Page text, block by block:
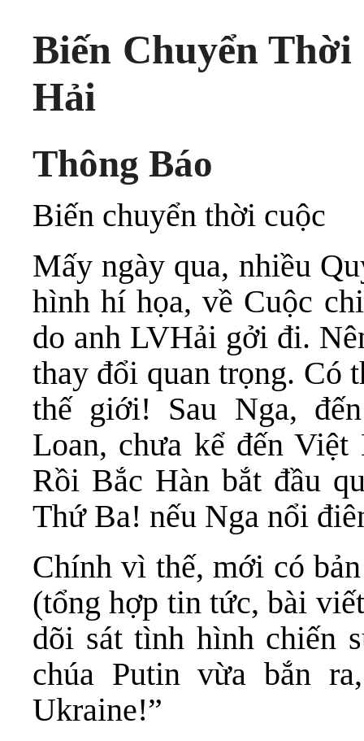
Biến Chuyển
Hải
Thông Báo
Biến chuyển thời cuộc
Mấy ngày qua, nhiều
hình hí họa, về Cuộc
do anh LVHải gởi đi.
thay đổi quan trọng. Có
thế giới! Sau Nga,
Loan, chưa kể đến
Rồi Bắc Hàn bắt đầu
Thứ Ba! nếu Nga nổi
Chính vì thế, mới có
(tổng hợp tin tức, bài
dõi sát tình hình chiến
chúa Putin vừa bắn
Ukraine!”